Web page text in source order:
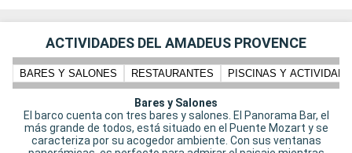
ACTIVIDADES DEL AMADEUS PROVENCE
BARES Y SALONES RESTAURANTES PISCINAS Y
Bares y Salones
El barco cuenta con tres bares y salones. El Panorama Bar, el
más grande de todos, está situado en el Puente Mozart y se
caracteriza por su acogedor ambiente. Con sus ventanas